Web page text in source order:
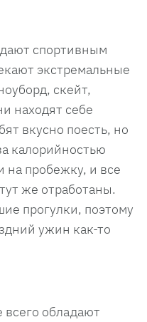
спортивным
экстремальные
скейт,
находят себе
вкусно поесть, но
калорийностью
пробежку, и все
же отработаны.
прогулки, поэтому
ужин как-то
обладают